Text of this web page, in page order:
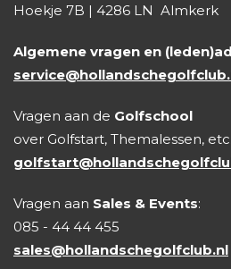
Hoekje 7B | 4286 LN Almkerk
Algemene vragen en
Vragen aan de Golfschool
over Golfstart, Themalessen, etc.
Vragen aan Sales & Events:
085 - 44 44 455
sales@hollandschegolfclub.nl